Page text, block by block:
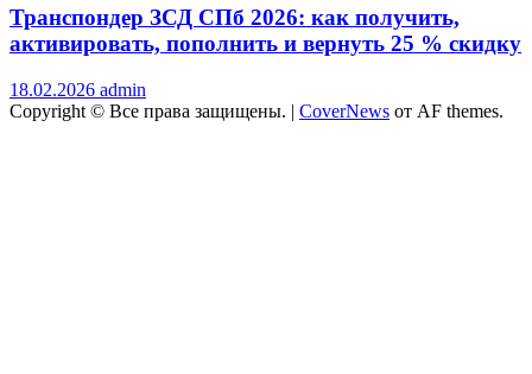
Транспондер ЗСД СПб 2026: как получить,
активировать, пополнить и вернуть 25 % скидку
18.02.2026 admin
Copyright © Все права защищены. | CoverNews от AF themes.